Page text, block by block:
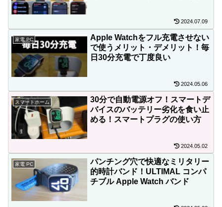
2024.07.09
家電 PC
Apple Watchをフル充電させない
で使うメリット・デメリット！毎
日30分充電で丁度良い
2024.05.06
スマートホーム
30分で自動電源オフ！スマートデ
バイスのバッテリー劣化を食い止
める！スマートプラグの使い方
2024.05.02
家電 PC
パンチング穴で快適なミリタリー
的時計バンド！ULTIMAL コンパ
チブル Apple Watch バンド